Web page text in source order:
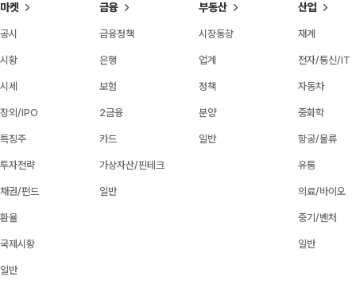
마켓
공시
시황
시세
장외/IPO
특징주
투자전략
채권/펀드
환율
국제시황
일반
금융
금융정책
은행
보험
2금융
카드
가상자산/핀테크
일반
부동산
시장동향
업계
정책
분양
일반
산업
재계
전자/통신/IT
자동차
중화학
항공/물류
유통
의료/바이오
중기/벤처
일반